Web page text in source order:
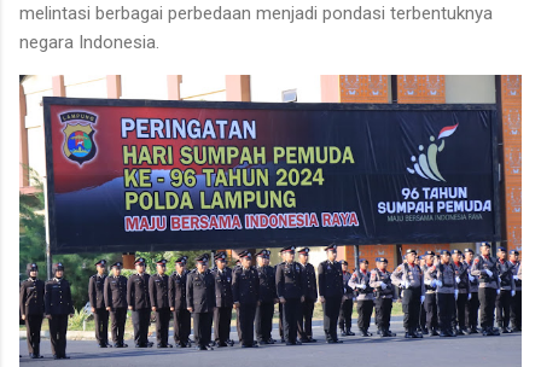
melintasi berbagai perbedaan menjadi pondasi terbentuknya
negara Indonesia.